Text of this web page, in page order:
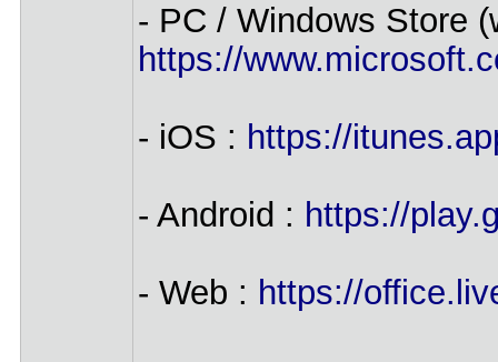
- PC / Windows Store
https://
- iOS : https://
- Android : https://
- Web : https://